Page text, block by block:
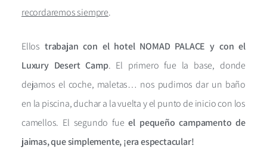
recordaremos siempre.
Ellos trabajan con el hotel NOMAD PALACE y con el
Luxury Desert Camp. El primero fue la base, donde
dejamos el coche, maletas… nos pudimos dar un baño
en la piscina, duchar a la vuelta y el punto de inicio con los
camellos. El segundo fueel pequeño campamento de
jaimas, que simplemente, ¡era espectacular!